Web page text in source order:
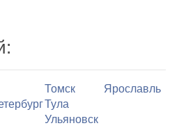
Томск
Ярославль
Тула
Ульяновск